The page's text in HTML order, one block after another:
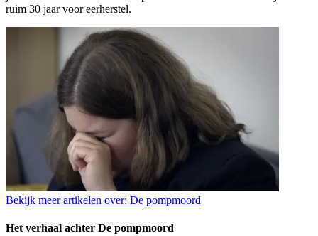
ruim 30 jaar voor eerherstel.
Bekijk meer artikelen over: De pompmoord
Het verhaal achter De pompmoord